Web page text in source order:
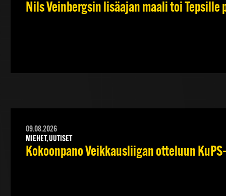
Nils Veinbergsin lisäajan maali toi Tepsille
09.08.2026
MIEHET, UUTISET
Kokoonpano Veikkausliigan otteluun